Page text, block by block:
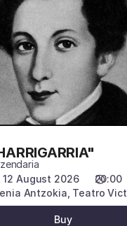
12 August 2026
20:00
Antzokia Teatro
Buy